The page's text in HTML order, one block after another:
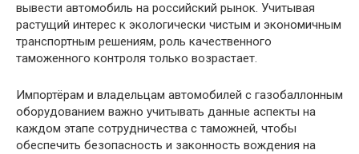
вывести автомобиль на российский рынок. Учитывая
растущий интерес к экологически чистым и экономичным
транспортным решениям, роль качественного
таможенного контроля только возрастает.
Импортёрам и владельцам автомобилей с газобаллонным
оборудованием важно учитывать данные аспекты на
каждом этапе сотрудничества с таможней, чтобы
обеспечить безопасность и законность вождения на